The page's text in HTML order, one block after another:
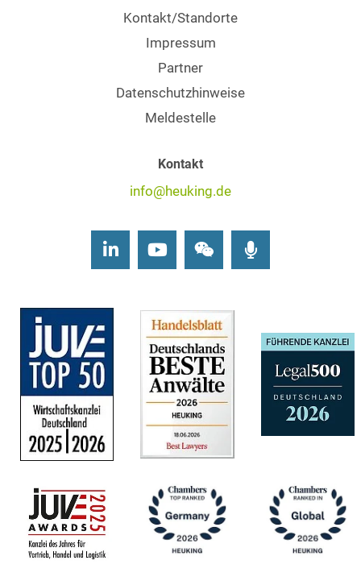
Kontakt/Standorte
Impressum
Partner
Datenschutzhinweise
Meldestelle
Kontakt
info@heuking.de
LinkedInYoutubeWechat